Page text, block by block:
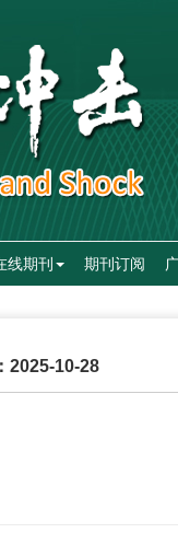
线期刊 期刊订阅
2025-10-28